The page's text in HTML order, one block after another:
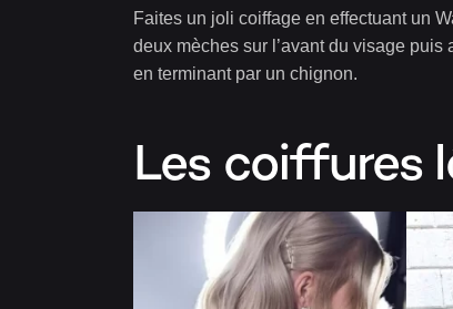
Faites un joli coiffage en effectuant un
deux mèches sur l’avant du visage
en terminant par un chignon.
Les coiffures